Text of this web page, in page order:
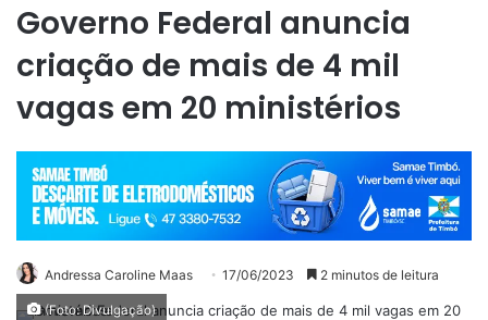
Governo Federal anuncia
criação de mais de 4 mil
vagas em 20 ministérios
Andressa Caroline Maas 17/06/2023 2 minutos de leitura
(Foto: Divulgação)